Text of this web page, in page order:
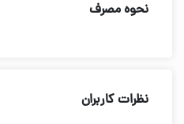
نحوه مصرف
نظرات کاربران